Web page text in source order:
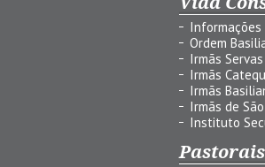
Informações
Ordem
Irmãs
Irmãs
Irmãs
Irmãs de
Instituto
Pastorais